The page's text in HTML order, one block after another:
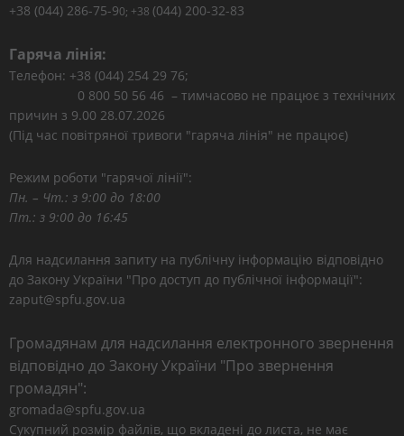
+38 (044) 286-75-90; +38 (044) 200-32-83
Гаряча лінія:
Телефон: +38 (044) 254 29 76;
0 800 50 56 46 – тимчасово не працює з технічних
причин з 9.00 28.07.2026
(Під час повітряної тривоги "гаряча лінія" не працює)
Режим роботи "гарячої лінії":
Пн. – Чт.: з 9:00 до 18:00
Пт.: з 9:00 до 16:45
Для надсилання запиту на публічну інформацію відповідно
до Закону України "Про доступ до публічної інформації":
zaput@spfu.gov.ua
Громадянам для надсилання електронного звернення
відповідно до Закону України "Про звернення
громадян":
gromada@spfu.gov.ua
Сукупний розмір файлів, що вкладені до листа, не має